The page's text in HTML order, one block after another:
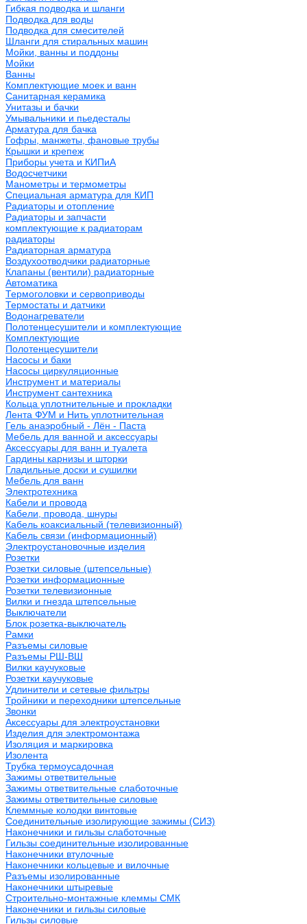
Гибкая подводка и шланги
Подводка для воды
Подводка для смесителей
Шланги для стиральных машин
Мойки, ванны и поддоны
Мойки
Ванны
Комплектующие моек и ванн
Санитарная керамика
Унитазы и бачки
Умывальники и пьедесталы
Арматура для бачка
Гофры, манжеты, фановые трубы
Крышки и крепеж
Приборы учета и КИПиА
Водосчетчики
Манометры и термометры
Специальная арматура для КИП
Радиаторы и отопление
Радиаторы и запчасти
комплектующие к радиаторам
радиаторы
Радиаторная арматура
Воздухоотводчики радиаторные
Клапаны (вентили) радиаторные
Автоматика
Термоголовки и сервоприводы
Термостаты и датчики
Водонагреватели
Полотенцесушители и комплектующие
Комплектующие
Полотенцесушители
Насосы и баки
Насосы циркуляционные
Инструмент и материалы
Инструмент сантехника
Кольца уплотнительные и прокладки
Лента ФУМ и Нить уплотнительная
Гель анаэробный - Лён - Паста
Мебель для ванной и аксессуары
Аксессуары для ванн и туалета
Гардины карнизы и шторки
Гладильные доски и сушилки
Мебель для ванн
Электротехника
Кабели и провода
Кабели, провода, шнуры
Кабель коаксиальный (телевизионный)
Кабель связи (информационный)
Электроустановочные изделия
Розетки
Розетки силовые (штепсельные)
Розетки информационные
Розетки телевизионные
Вилки и гнезда штепсельные
Выключатели
Блок розетка-выключатель
Рамки
Разъемы силовые
Разъемы РШ-ВШ
Вилки каучуковые
Розетки каучуковые
Удлинители и сетевые фильтры
Тройники и переходники штепсельные
Звонки
Аксессуары для электроустановки
Изделия для электромонтажа
Изоляция и маркировка
Изолента
Трубка термоусадочная
Зажимы ответвительные
Зажимы ответвительные слаботочные
Зажимы ответвительные силовые
Клеммные колодки винтовые
Соединительные изолирующие зажимы (СИЗ)
Наконечники и гильзы слаботочные
Гильзы соединительные изолированные
Наконечники втулочные
Наконечники кольцевые и вилочные
Разъемы изолированные
Наконечники штыревые
Строительно-монтажные клеммы СМК
Наконечники и гильзы силовые
Гильзы силовые